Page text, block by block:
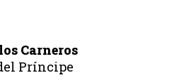
Carneros
Príncipe